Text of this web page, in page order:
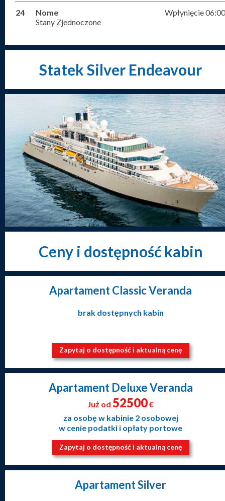
24
Nome
Stany Zjednoczone
Wpłynięcie 06:00
Statek Silver Endeavour
Ceny i dostępność kabin
Apartament Classic Veranda
brak dostępnych kabin
Zapytaj o dostępność i aktualną cenę
Apartament Deluxe Veranda
Już od 52500€
za osobę w kabinie 2 osobowej
w cenie podatki i opłaty portowe
Zapytaj o dostępność i aktualną cenę
Apartament Silver